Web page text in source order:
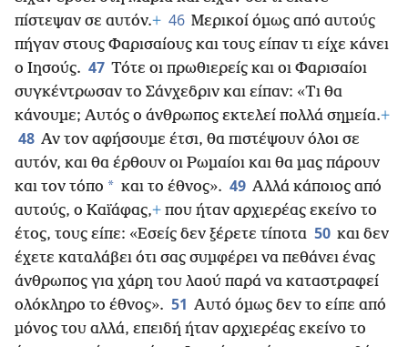
πίστεψαν σε αυτόν.+ 46 Μερικοί όμως από αυτούς
πήγαν στους Φαρισαίους και τους είπαν τι είχε κάνει
ο Ιησούς. 47 Τότε οι πρωθιερείς και οι Φαρισαίοι
συγκέντρωσαν το Σάνχεδριν και είπαν: «Τι θα
κάνουμε; Αυτός ο άνθρωπος εκτελεί πολλά σημεία.+
48 Αν τον αφήσουμε έτσι, θα πιστέψουν όλοι σε
αυτόν, και θα έρθουν οι Ρωμαίοι και θα μας πάρουν
και τον τόπο * και το έθνος». 49 Αλλά κάποιος από
αυτούς, ο Καϊάφας,+ που ήταν αρχιερέας εκείνο το
έτος, τους είπε: «Εσείς δεν ξέρετε τίποτα 50 και δεν
έχετε καταλάβει ότι σας συμφέρει να πεθάνει ένας
άνθρωπος για χάρη του λαού παρά να καταστραφεί
ολόκληρο το έθνος». 51 Αυτό όμως δεν το είπε από
μόνος του αλλά, επειδή ήταν αρχιερέας εκείνο το